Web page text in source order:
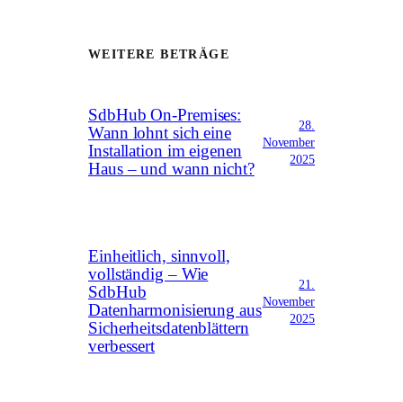
WEITERE BETRÄGE
SdbHub On-Premises:
Wann lohnt sich eine
Installation im eigenen
Haus – und wann nicht?
28.
November
2025
Einheitlich, sinnvoll,
vollständig – Wie
SdbHub
Datenharmonisierung aus
Sicherheitsdatenblättern
verbessert
21.
November
2025